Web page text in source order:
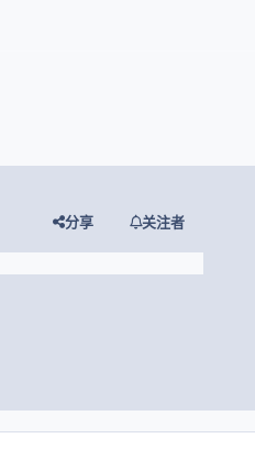
slideslide
分享 关注者